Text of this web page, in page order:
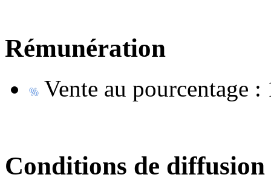
Rémunération
Vente au pourcentage :
Conditions de diffusion